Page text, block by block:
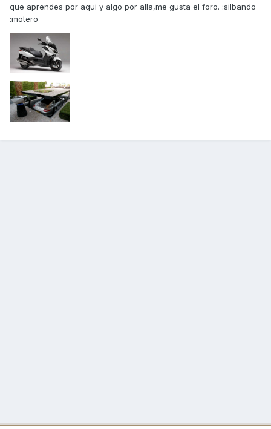
que aprendes por aqui y algo por alla,me gusta el foro. :silbando
:motero